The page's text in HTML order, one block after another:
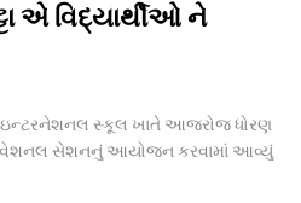
એ વિદ્યાર્થીઓ ને
ઇન્ટરનેશનલ સ્કૂલ ખાતે આજરોજ ધોરણ
સેશનનું આયોજન કરવામાં આવ્યું